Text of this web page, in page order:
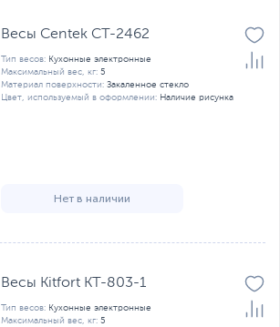
Весы Centek CT-2462
Тип весов: Кухонные электронные
Максимальный вес, кг: 5
Материал поверхности: Закаленное стекло
Цвет, используемый в оформлении: Наличие рисунка
Нет в наличии
Весы Kitfort KT-803-1
Тип весов: Кухонные электронные
Максимальный вес, кг: 5